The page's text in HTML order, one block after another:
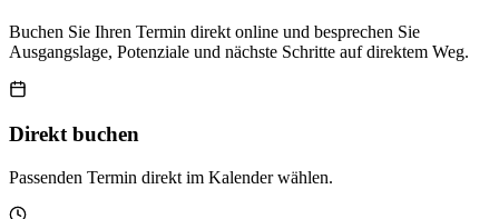
Buchen Sie Ihren Termin direkt online und besprechen Sie
Ausgangslage, Potenziale und nächste Schritte auf direktem Weg.
Direkt buchen
Passenden Termin direkt im Kalender wählen.